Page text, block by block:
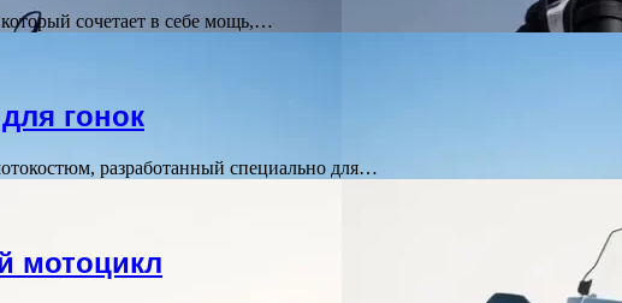
сочетает в себе мощь,…
гонок
разработанный специально для…
мотоцикл